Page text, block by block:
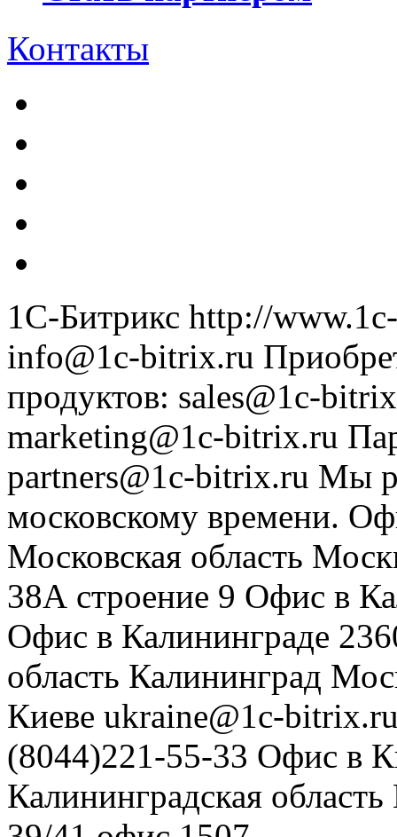
Контакты
1С-Битрикс http://
info@1c-bitrix.ru
продуктов: sales@1c-
marketing@1c-bitrix.ru
partners@1c-bitrix.ru Мы
московскому времени.
Московская область
38А строение 9 Офис в
Офис в Калининграде
область Калининград
Киеве ukraine@1c-
(8044)221-55-33 Офис в
Калининградская область